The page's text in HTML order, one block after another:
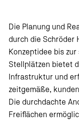
Die Planung und
durch die Schröder
Konzeptidee bis
Stellplätzen bietet
Infrastruktur und
zeitgemäße,
Die durchdachte
Freiflächen